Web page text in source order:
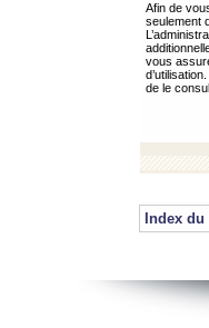
Afin de
seulement
vous
de le
Index